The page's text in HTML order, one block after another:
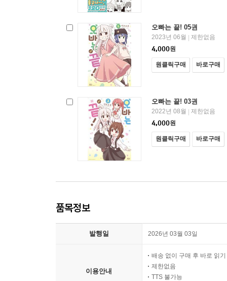
오빠는 끝! 05권
2023년 06월 | 제한없음
4,000원
원클릭구매 바로구매
오빠는 끝! 03권
2022년 08월 | 제한없음
4,000원
원클릭구매 바로구매
품목정보
발행일 2026년 03월 03일
이용안내
배송 없이 구매 후 바로 읽기
제한없음
TTS 불가능